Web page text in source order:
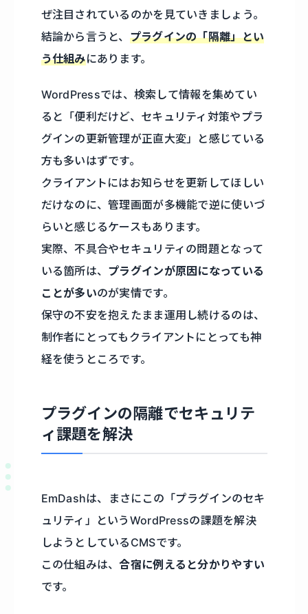
ぜ注目されているのかを見ていきましょう。
結論から言うと、 プラグインの「隔離」とい
う仕組みにあります。
WordPressでは、検索して情報を集めてい
ると「便利だけど、セキュリティ対策やプラ
グインの更新管理が正直大変」と感じている
方も多いはずです。
クライアントにはお知らせを更新してほしい
だけなのに、管理画面が多機能で逆に使いづ
らいと感じるケースもあります。
実際、不具合やセキュリティの問題となって
いる箇所は、 プラグインが原因になっている
ことが多いのが実情です。
保守の不安を抱えたまま運用し続けるのは、
制作者にとってもクライアントにとっても神
経を使うところです。
プラグインの隔離でセキュリテ
ィ課題を解決
EmDashは、まさにこの「プラグインのセキ
ュリティ」というWordPressの課題を解決
しようとしているCMSです。
この仕組みは、合宿に例えると分かりやすい
です。